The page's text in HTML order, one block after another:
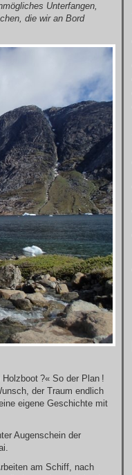
Unterfangen,
die wir an Bord
?« So der Plan !
der Traum endlich
eigene Geschichte mit
Augenschein der
am Schiff, nach